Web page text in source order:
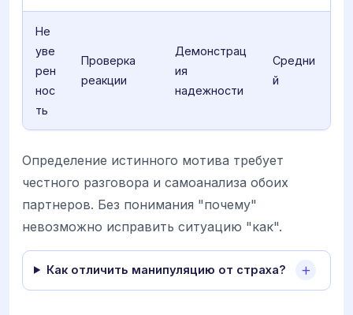
Не
уве
рен
нос
ть
Проверка
реакции
Демонстрац
ия
надежности
Средни
й
Определение истинного мотива требует
честного разговора и самоанализа обоих
партнеров. Без понимания "почему"
невозможно исправить ситуацию "как".
Как отличить манипуляцию от страха?